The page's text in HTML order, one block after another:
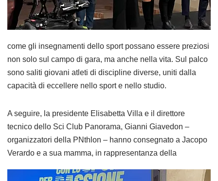
come gli insegnamenti dello sport possano essere preziosi
non solo sul campo di gara, ma anche nella vita. Sul palco
sono saliti giovani atleti di discipline diverse, uniti dalla
capacità di eccellere nello sport e nello studio.
A seguire, la presidente Elisabetta Villa e il direttore
tecnico dello Sci Club Panorama, Gianni Giavedon –
organizzatori della PNthlon – hanno consegnato a Jacopo
Verardo e a sua mamma, in rappresentanza della